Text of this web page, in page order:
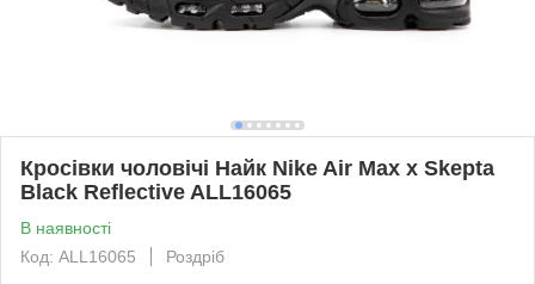
Кросівки чоловічі Найк Nike Air Max x Skepta
Black Reflective ALL16065
В наявності
Код: ALL16065
Роздріб